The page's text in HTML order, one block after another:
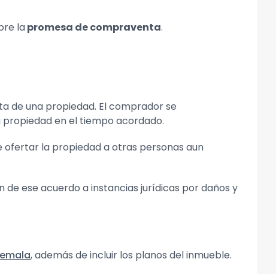
lapromesa de compraventa.
de una propiedad. El comprador se
en el tiempo acordado.
la propiedad a otras personas aun
ese acuerdo a instancias jurídicas por daños y
, además de incluir los planos del inmueble.